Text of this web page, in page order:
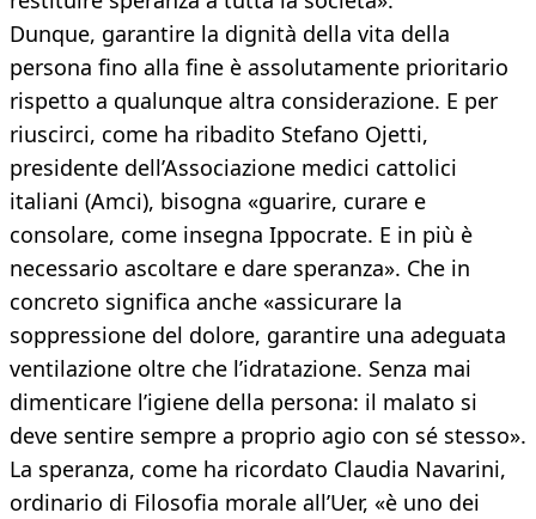
Dunque, garantire la dignità della vita della
persona fino alla fine è assolutamente prioritario
rispetto a qualunque altra considerazione. E per
riuscirci, come ha ribadito Stefano Ojetti,
presidente dell’Associazione medici cattolici
italiani (Amci), bisogna «guarire, curare e
consolare, come insegna Ippocrate. E in più è
necessario ascoltare e dare speranza». Che in
concreto significa anche «assicurare la
soppressione del dolore, garantire una adeguata
ventilazione oltre che l’idratazione. Senza mai
dimenticare l’igiene della persona: il malato si
deve sentire sempre a proprio agio con sé stesso».
La speranza, come ha ricordato Claudia Navarini,
ordinario di Filosofia morale all’Uer, «è uno dei